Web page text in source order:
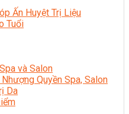
Ấn Huyệt Trị Liệu
Tuổi
và Salon
Quyền Spa, Salon
Da